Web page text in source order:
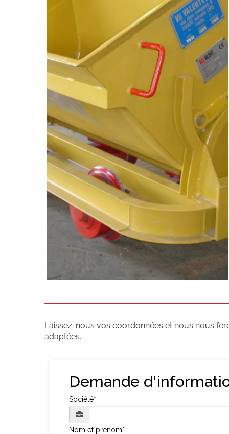
Laissez-nous vos coordonnées et nous nous
adaptées.